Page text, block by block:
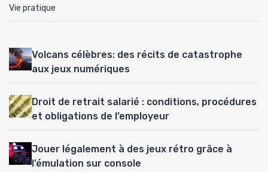
Vie pratique
Volcans célèbres: des récits de catastrophe
aux jeux numériques
Droit de retrait salarié : conditions, procédures
et obligations de l’employeur
Jouer légalement à des jeux rétro grâce à
l’émulation sur console